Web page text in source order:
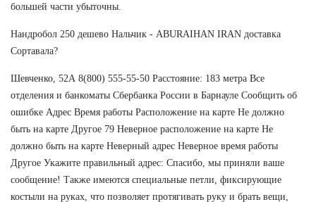
большей части убыточны.
Нандробол 250 дешево Нальчик - ABURAIHAN IRAN доставка
Сортавала?
Шевченко, 52А 8(800) 555-55-50 Расстояние: 183 метра Все
отделения и банкоматы Сбербанка России в Барнауле Сообщить об
ошибке Адрес Время работы Расположение на карте Не должно
быть на карте Другое 79 Неверное расположение на карте Не
должно быть на карте Неверный адрес Неверное время работы
Другое Укажите правильный адрес: Спасибо, мы приняли ваше
сообщение! Также имеются специальные петли, фиксирующие
костыли на руках, что позволяет протягивать руку и брать вещи,